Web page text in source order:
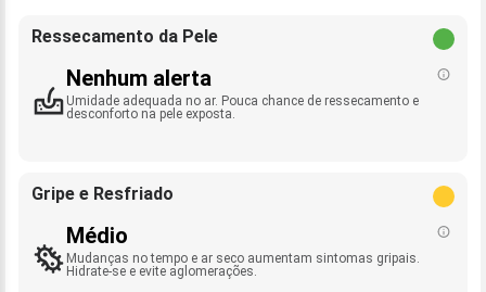
Ressecamento da Pele
Nenhum alerta
Umidade adequada no ar. Pouca chance de ressecamento e
desconforto na pele exposta.
Gripe e Resfriado
Médio
Mudanças no tempo e ar seco aumentam sintomas gripais.
Hidrate-se e evite aglomerações.